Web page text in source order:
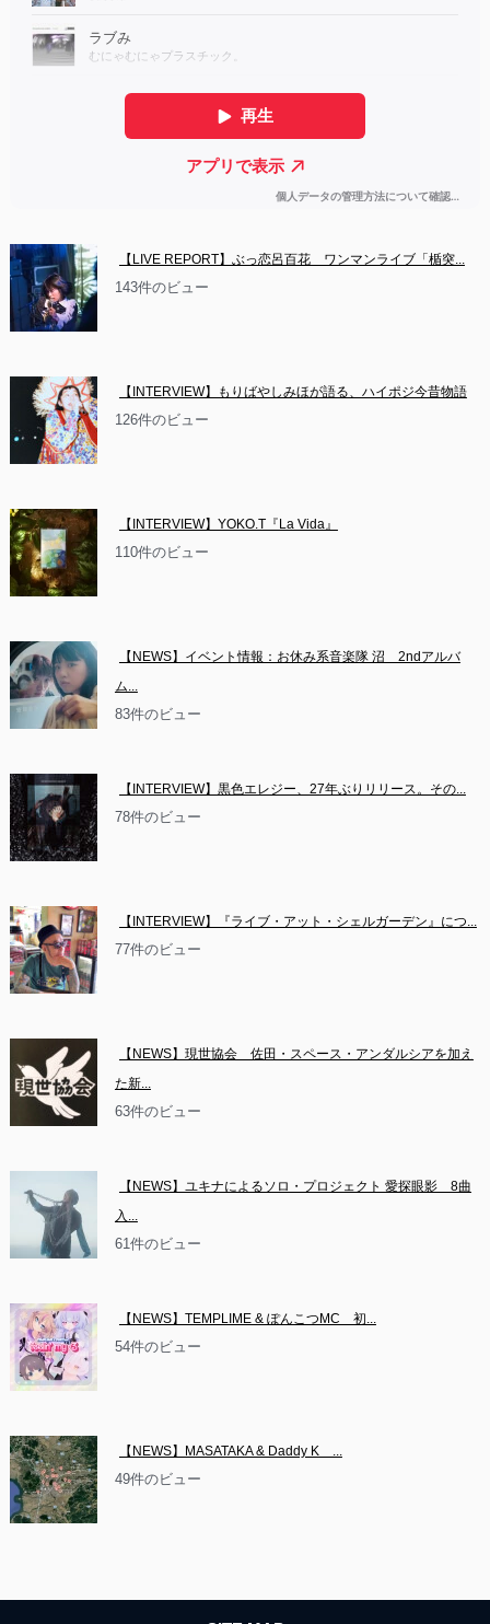
【LIVE REPORT】ぶっ恋呂百花　ワンマンライブ「楯突...
143件のビュー
【INTERVIEW】もりばやしみほが語る、ハイポジ今昔物語
126件のビュー
【INTERVIEW】YOKO.T『La Vida』
110件のビュー
【NEWS】イベント情報：お休み系音楽隊 沼　2ndアルバ
ム...
83件のビュー
【INTERVIEW】黒色エレジー、27年ぶりリリース。その...
78件のビュー
【INTERVIEW】『ライブ・アット・シェルガーデン』につ...
77件のビュー
【NEWS】現世協会　佐田・スペース・アンダルシアを加え
た新...
63件のビュー
【NEWS】ユキナによるソロ・プロジェクト 愛探眼影　8曲
入...
61件のビュー
【NEWS】TEMPLIME & ぽんこつMC　初...
54件のビュー
【NEWS】MASATAKA & Daddy K　...
49件のビュー